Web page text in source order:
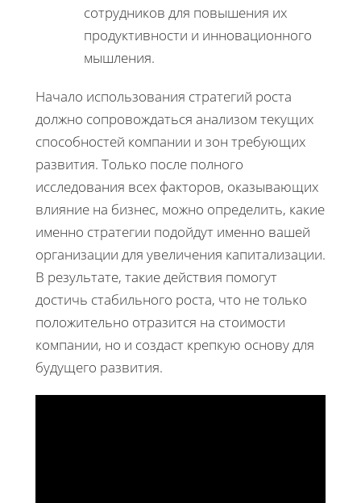
сотрудников для повышения их
продуктивности и инновационного
мышления.
Начало использования стратегий роста
должно сопровождаться анализом текущих
способностей компании и зон требующих
развития. Только после полного
исследования всех факторов, оказывающих
влияние на бизнес, можно определить, какие
именно стратегии подойдут именно вашей
организации для увеличения капитализации.
В результате, такие действия помогут
достичь стабильного роста, что не только
положительно отразится на стоимости
компании, но и создаст крепкую основу для
будущего развития.